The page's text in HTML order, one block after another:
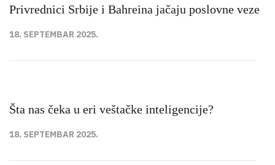
Privrednici Srbije i Bahreina jačaju poslovne veze
18. SEPTEMBAR 2025.
Šta nas čeka u eri veštačke inteligencije?
18. SEPTEMBAR 2025.